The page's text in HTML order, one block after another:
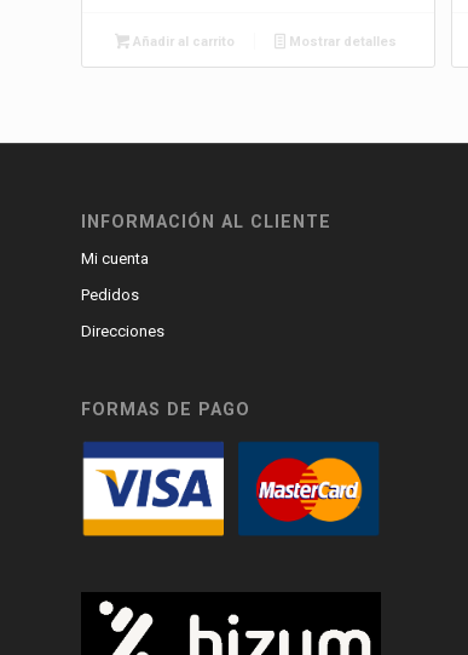
Añadir al carrito Mostrar detalles
INFORMACIÓN AL CLIENTE
Mi cuenta
Pedidos
Direcciones
FORMAS DE PAGO